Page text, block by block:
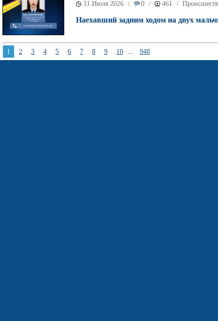
31 Июля 2026 / 0 / 461 /
Наехавший задним ходом на двух
1 2 3 4 5 6 7 8 9 10 ... 948